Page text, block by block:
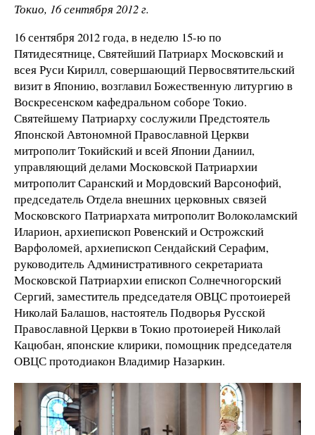
Токио, 16 сентября 2012 г.
16 сентября 2012 года, в неделю 15-ю по
Пятидесятнице, Святейший Патриарх Московский и
всея Руси Кирилл, совершающий Первосвятительский
визит в Японию, возглавил Божественную литургию в
Воскресенском кафедральном соборе Токио.
Святейшему Патриарху сослужили Предстоятель
Японской Автономной Православной Церкви
митрополит Токийский и всей Японии Даниил,
управляющий делами Московской Патриархии
митрополит Саранский и Мордовский Варсонофий,
председатель Отдела внешних церковных связей
Московского Патриархата митрополит Волоколамский
Иларион, архиепископ Ровенский и Острожский
Варфоломей, архиепископ Сендайский Серафим,
руководитель Административного секретариата
Московской Патриархии епископ Солнечногорский
Сергий, заместитель председателя ОВЦС протоиерей
Николай Балашов, настоятель Подворья Русской
Православной Церкви в Токио протоиерей Николай
Кацюбан, японские клирики, помощник председателя
ОВЦС протодиакон Владимир Назаркин.